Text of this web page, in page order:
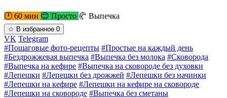
🕐 60 мин 😊 Просто 🥐 Выпечка
☆ В избранное 0
VK Telegram
#Пошаговые фото-рецепты #Простые на каждый день
#Бездрожжевая выпечка #Выпечка без молока #Сковорода
#Выпечка на кефире #Выпечка на сковороде без духовки
#Лепешки #Лепешки без дрожжей #Лепешки без начинки
#Лепешки на кефире #Лепешки на кефире на сковороде
#Лепешки на сковороде #Выпечка без сметаны